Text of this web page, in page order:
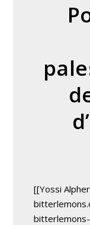
[[Yossi
bitterlemons-